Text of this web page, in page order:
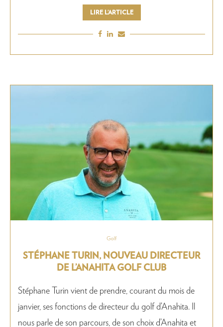
LIRE L’ARTICLE
Golf
STÉPHANE TURIN, NOUVEAU DIRECTEUR
DE L’ANAHITA GOLF CLUB
Stéphane Turin vient de prendre, courant du mois de
janvier, ses fonctions de directeur du golf d’Anahita. Il
nous parle de son parcours, de son choix d’Anahita et